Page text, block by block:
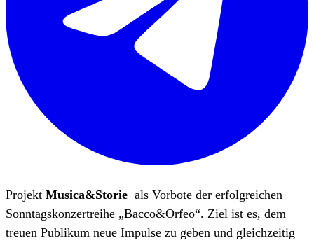
Projekt Musica&Storie als Vorbote der erfolgreichen
Sonntagskonzertreihe „Bacco&Orfeo“. Ziel ist es, dem
treuen Publikum neue Impulse zu geben und gleichzeitig